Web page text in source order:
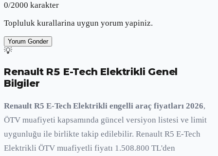
0/2000 karakter
Topluluk kurallarina uygun yorum yapiniz.
Yorum Gonder
💡
Renault R5 E-Tech Elektrikli Genel
Bilgiler
Renault R5 E-Tech Elektrikli engelli araç fiyatları 2026,
ÖTV muafiyeti kapsamında güncel versiyon listesi ve limit
uygunluğu ile birlikte takip edilebilir. Renault R5 E-Tech
Elektrikli ÖTV muafiyetli fiyatı 1.508.800 TL'den